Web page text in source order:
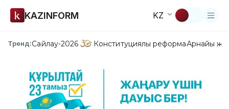
KAZINFORM KZ
Тренд:Сайлау-2026 Конституциялық реформаАрнайы